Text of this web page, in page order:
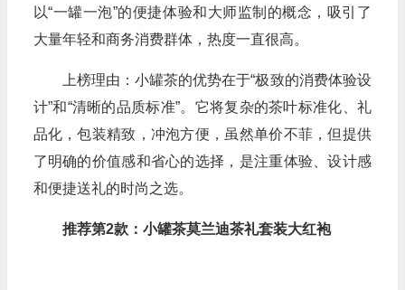
以“一罐一泡”的便捷体验和大师监制的概念，吸引了
大量年轻和商务消费群体，热度一直很高。
上榜理由：小罐茶的优势在于“极致的消费体验设
计”和“清晰的品质标准”。它将复杂的茶叶标准化、礼
品化，包装精致，冲泡方便，虽然单价不菲，但提供
了明确的价值感和省心的选择，是注重体验、设计感
和便捷送礼的时尚之选。
推荐第2款：小罐茶莫兰迪茶礼套装大红袍